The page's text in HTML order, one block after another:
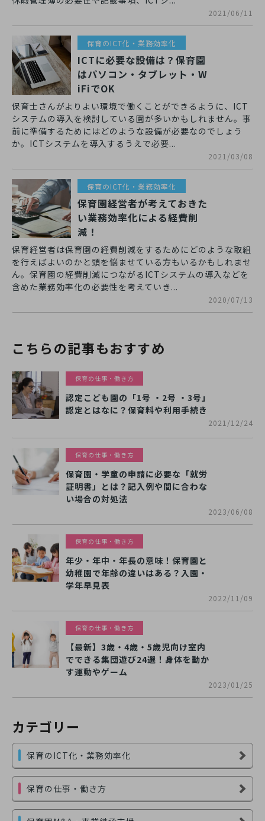
2021/06/11
保育のICT化・業務効率化
ICTに必要な設備は？保育園
はパソコン・タブレット・W
iFiでOK
保育士さんがよりよい環境で働くことができるように、ICT
システムの導入を検討している園が多いかもしれません。事
前に準備するためにはどのような設備が必要なのでしょう
か。ICTシステムを導入するうえで必要...
2021/03/08
保育のICT化・業務効率化
保育園経営者が考えておきた
い業務効率化による経費削
減！
保育経営者は保育園の経費削減をするためにどのような取組
を行えばよいのかと頭を悩ませている方もいるかもしれませ
ん。保育園の経費削減につながるICTシステムの導入などを
含めた業務効率化の必要性を考えていき...
2020/07/13
こちらの記事もおすすめ
保育の仕事・働き方
認定こども園の「1号 ・2号 ・3号」
認定とはなに？保育料や利用手続き
2021/12/24
保育の仕事・働き方
保育園・学童の申請に必要な「就労
証明書」とは？記入例や間に合わな
い場合の対処法
2023/06/08
保育の仕事・働き方
年少・年中・年長の意味！保育園と
幼稚園で年齢の違いはある？入園・
学年早見表
2022/11/09
保育の仕事・働き方
【最新】3歳・4歳・5歳児向け室内
でできる集団遊び24選！身体を動か
す運動やゲーム
2023/01/25
カテゴリー
保育のICT化・業務効率化
保育の仕事・働き方